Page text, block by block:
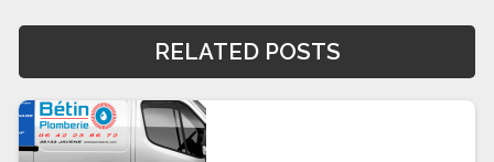
RELATED POSTS